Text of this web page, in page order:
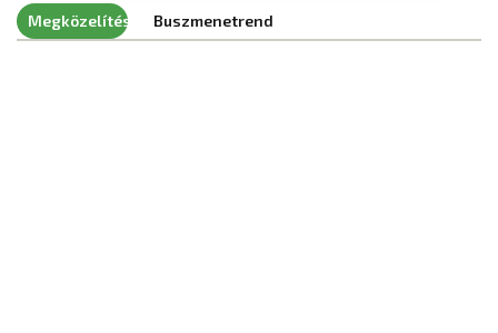
Megközelítés Buszmenetrend